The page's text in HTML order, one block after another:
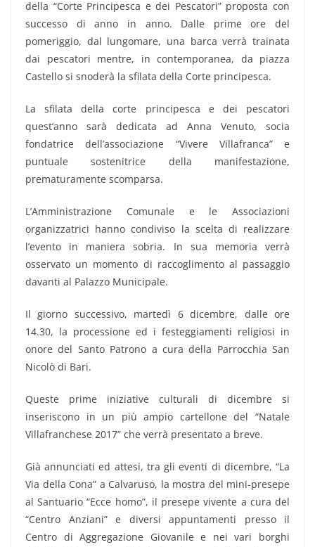
della “Corte Principesca e dei Pescatori” proposta con
successo di anno in anno. Dalle prime ore del
pomeriggio, dal lungomare, una barca verrà trainata
dai pescatori mentre, in contemporanea, da piazza
Castello si snoderà la sfilata della Corte principesca.
La sfilata della corte principesca e dei pescatori
quest’anno sarà dedicata ad Anna Venuto, socia
fondatrice dell’associazione “Vivere Villafranca” e
puntuale sostenitrice della manifestazione,
prematuramente scomparsa.
L’Amministrazione Comunale e le Associazioni
organizzatrici hanno condiviso la scelta di realizzare
l’evento in maniera sobria. In sua memoria verrà
osservato un momento di raccoglimento al passaggio
davanti al Palazzo Municipale.
Il giorno successivo, martedì 6 dicembre, dalle ore
14.30, la processione ed i festeggiamenti religiosi in
onore del Santo Patrono a cura della Parrocchia San
Nicolò di Bari.
Queste prime iniziative culturali di dicembre si
inseriscono in un più ampio cartellone del “Natale
Villafranchese 2017” che verrà presentato a breve.
Già annunciati ed attesi, tra gli eventi di dicembre, “La
Via della Cona” a Calvaruso, la mostra del mini-presepe
al Santuario “Ecce homo”, il presepe vivente a cura del
“Centro Anziani” e diversi appuntamenti presso il
Centro di Aggregazione Giovanile e nei vari borghi